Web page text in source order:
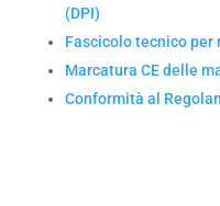
(DPI)
Fascicolo tecnico per
Marcatura CE delle
Conformità al